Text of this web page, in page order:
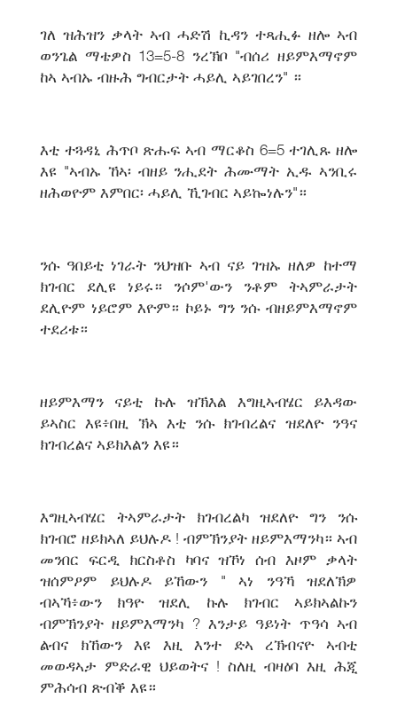
ገለ ዝሕዝን ቃላት ኣብ ሓድሽ ኪዳን ተጻሒፉ ዘሎ ኣብ
ወንጌል ማቴዎስ 13=5-8 ንረኽቦ "ብሰሪ ዘይምእማኖም
ከኣ ኣብኡ ብዙሕ ግብርታት ሓይሊ ኣይገበረን" ።
እቲ ተጓዳኒ ሕጥቦ ጽሑፍ ኣብ ማርቆስ 6=5 ተገሊጹ ዘሎ
እዩ "ኣብኡ ኸኣ፡ ብዘይ ንሒደት ሕሙማት ኢዱ ኣንቢሩ
ዘሕወዮም እምበር፡ ሓይሊ ኺገብር ኣይኰነሉን"።
ንሱ ዓበይቲ ነገራት ንህዝቡ ኣብ ናይ ገዝኡ ዘለዎ ከተማ
ክገብር ደሊዩ ነይሩ። ንሶም'ውን ንቶም ትኣምራታት
ደሊዮም ነይሮም እዮም። ኮይኑ ግን ንሱ ብዘይምእማኖም
ተደሪቱ።
ዘይምእማን ናይቲ ኩሉ ዝኽእል እግዚኣብሄር ይእዳው
ይኣስር እዩ፥በዚ ኽኣ እቲ ንሱ ክገብረልና ዝደለዮ ንዓና
ክገብረልና ኣይክእልን እዩ።
እግዚኣብሄር ትኣምራታት ክገብረልካ ዝደለዮ ግን ንሱ
ክገብሮ ዘይክኣለ ይህሉዶ ! ብምኽንያት ዘይምእማንካ። ኣብ
መንበር ፍርዲ ክርስቶስ ካባና ዝኾነ ሰብ እዞም ቃላት
ዝሰምዖም ይህሉዶ ይኸውን " ኣነ ንዓኻ ዝደለኽዎ
ብኣኻ፥ውን ክዓዮ ዝደሊ ኩሉ ክገብር ኣይክኣልኩን
ብምኽንያት ዘይምእማንካ ? እንታይ ዓይነት ጥዓሳ ኣብ
ልብና ክኸውን እዩ እዚ እንተ ድኣ ረኽብናዮ ኣብቲ
መወዳኣታ ምድራዊ ህይወትና ! ስለዚ ብዛዕባ እዚ ሕጂ
ምሕሳብ ጽብቕ እዩ።